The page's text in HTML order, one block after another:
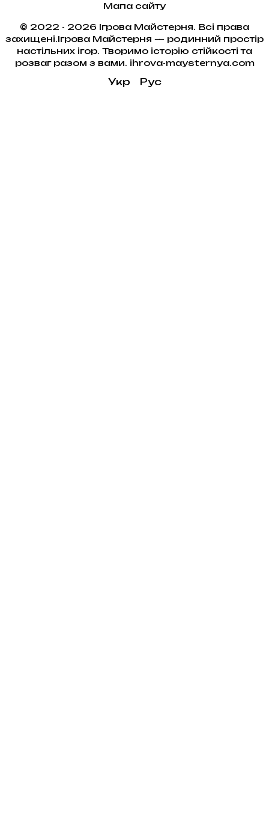
Мапа сайту
© 2022 - 2026 Ігрова Майстерня. Всі права
захищені.Ігрова Майстерня — родинний простір
настільних ігор. Творимо історію стійкості та
розваг разом з вами. ihrova-maysternya.com
Укр Рус